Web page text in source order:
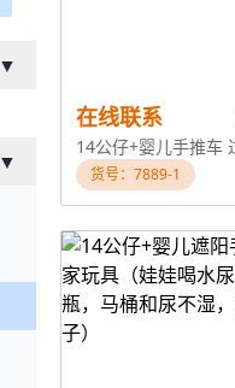
▼
▼
在线联系
货号：7889-1